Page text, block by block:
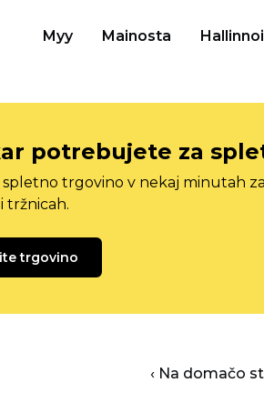
Myy Mainosta Hallinnoi
potrebujete za
spletno trgovino v nekaj minutah
tržnicah.
trgovino
‹ Na domačo